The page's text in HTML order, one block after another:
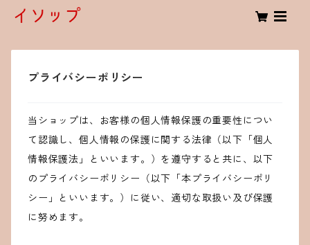
プライバシーポリシー
当ショップは、お客様の個人情報保護の重要性につい
て認識し、個人情報の保護に関する法律（以下「個人
情報保護法」といいます。）を遵守すると共に、以下
のプライバシーポリシー（以下「本プライバシーポリ
シー」といいます。）に従い、適切な取扱い及び保護
に努めます。